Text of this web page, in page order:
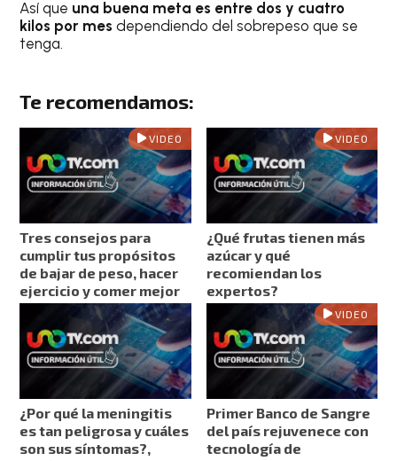
Así que una buena meta es entre dos y cuatro
kilos por mes dependiendo del sobrepeso que se
tenga.
Te recomendamos:
VIDEO
Tres consejos para
cumplir tus propósitos
de bajar de peso, hacer
ejercicio y comer mejor
VIDEO
¿Qué frutas tienen más
azúcar y qué
recomiendan los
expertos?
¿Por qué la meningitis
es tan peligrosa y cuáles
son sus síntomas?,
VIDEO
Primer Banco de Sangre
del país rejuvenece con
tecnología de